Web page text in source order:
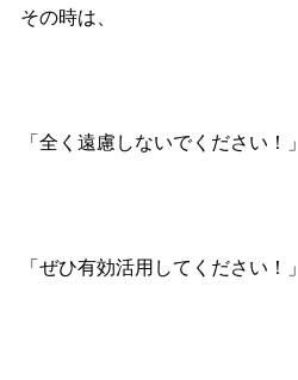
その時は、
「全く遠慮しないでください！」
「ぜひ有効活用してください！」